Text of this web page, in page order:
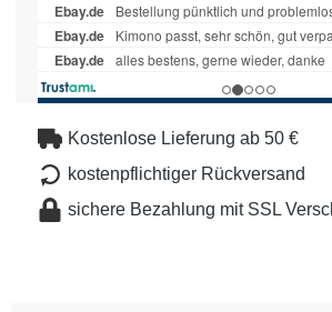
Kostenlose Lieferung ab 50 €
kostenpflichtiger Rückversand
sichere Bezahlung mit SSL